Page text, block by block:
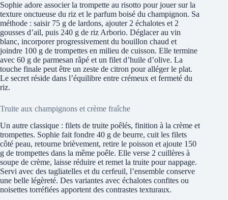
Sophie adore associer la trompette au risotto pour jouer sur la
texture onctueuse du riz et le parfum boisé du champignon. Sa
méthode : saisir 75 g de lardons, ajouter 2 échalotes et 2
gousses d’ail, puis 240 g de riz Arborio. Déglacer au vin
blanc, incorporer progressivement du bouillon chaud et
joindre 100 g de trompettes en milieu de cuisson. Elle termine
avec 60 g de parmesan râpé et un filet d’huile d’olive. La
touche finale peut être un zeste de citron pour alléger le plat.
Le secret réside dans l’équilibre entre crémeux et fermeté du
riz.
Truite aux champignons et crème fraîche
Un autre classique : filets de truite poêlés, finition à la crème et
trompettes. Sophie fait fondre 40 g de beurre, cuit les filets
côté peau, retourne brièvement, retire le poisson et ajoute 150
g de trompettes dans la même poêle. Elle verse 2 cuillères à
soupe de crème, laisse réduire et remet la truite pour nappage.
Servi avec des tagliatelles et du cerfeuil, l’ensemble conserve
une belle légèreté. Des variantes avec échalotes confites ou
noisettes torréfiées apportent des contrastes texturaux.